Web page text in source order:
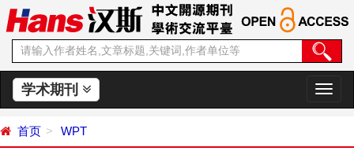
学术期刊
切
换
首页 WPT